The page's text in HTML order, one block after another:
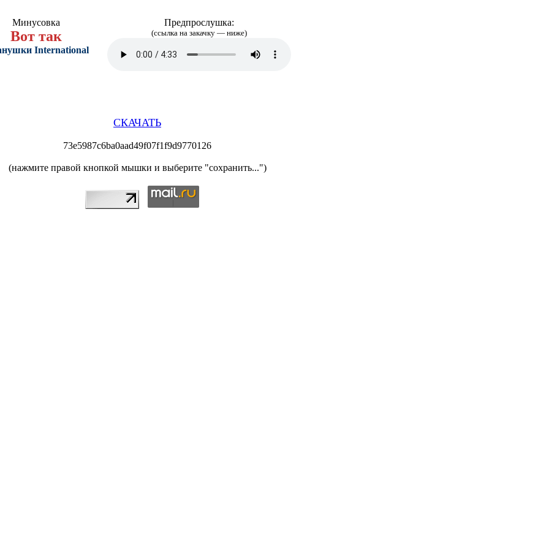
Минусовка
Вот так
International
Предпрослушка:
(ссылка на закачку — ниже)
СКАЧАТЬ
73e5987c6ba0aad49f07f1f9d9770126
(нажмите правой кнопкой мышки и выберите "сохранить...")